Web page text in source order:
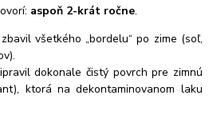
aspoň 2-krát ročne.
všetkého „bordelu“ po zime (soľ,
dokonale čistý povrch pre zimnú
ktorá na dekontaminovanom laku